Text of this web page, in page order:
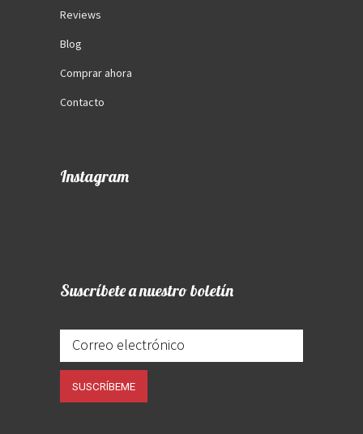
Reviews
Blog
Comprar ahora
Contacto
Instagram
Suscríbete a nuestro boletín